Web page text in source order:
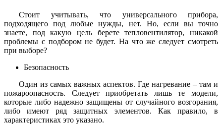
Стоит учитывать, что универсального прибора,
подходящего под любые нужды, нет. Но, если вы точно
знаете, под какую цель берете тепловентилятор, никакой
проблемы с подбором не будет. На что же следует смотреть
при выборе?
Безопасность
Один из самых важных аспектов. Где нагревание – там и
пожароопасность. Следует приобретать лишь те модели,
которые либо надежно защищены от случайного возгорания,
либо имеют ряд защитных элементов. Как правило, в
характеристиках это указано.